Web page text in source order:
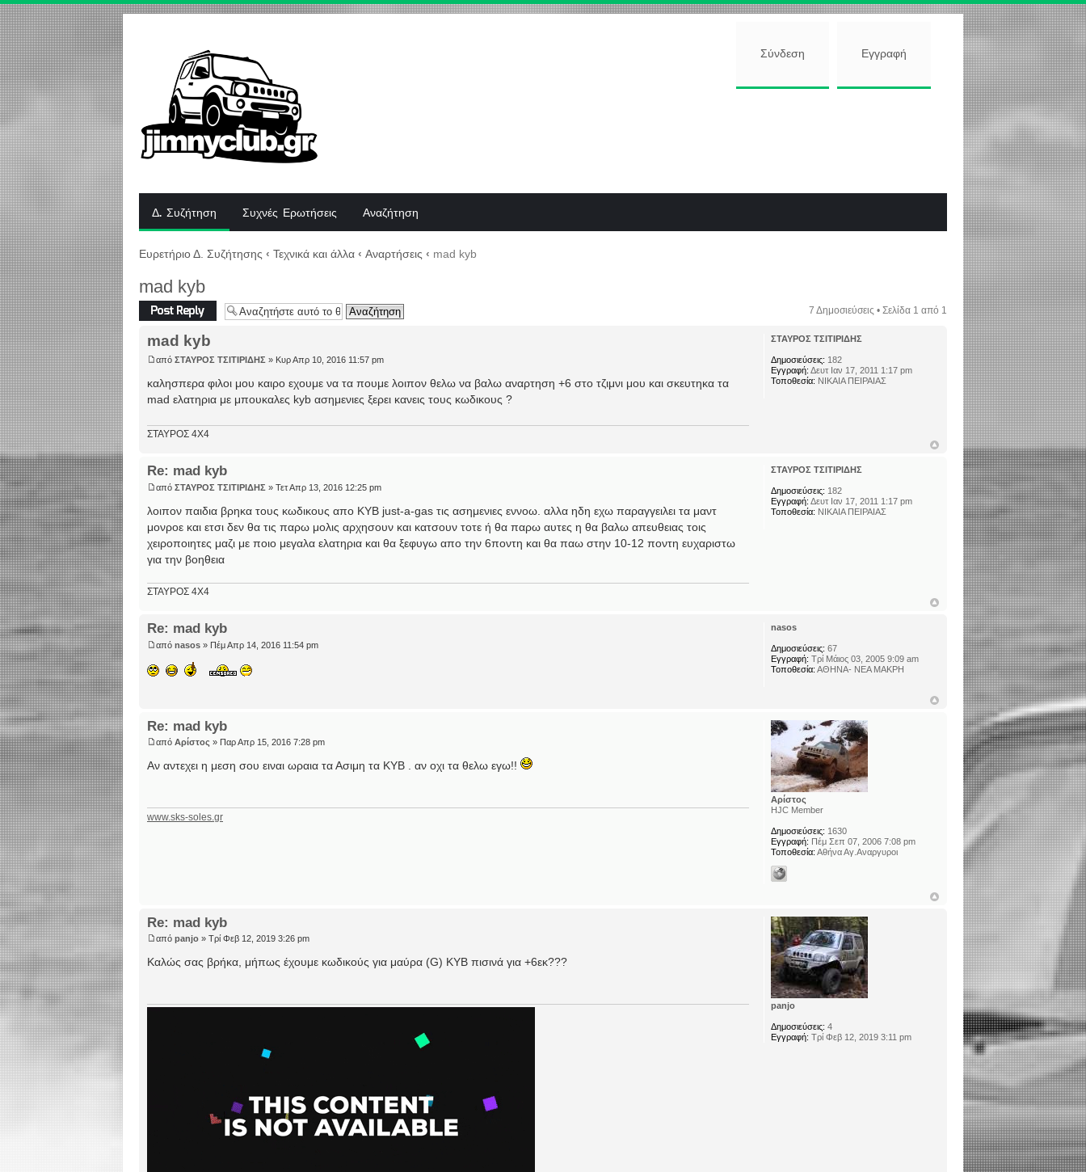
Σύνδεση Εγγραφή
Δ. Συζήτηση Συχνές Ερωτήσεις Αναζήτηση
Ευρετήριο Δ. Συζήτησης ‹ Τεχνικά και άλλα ‹ Αναρτήσεις ‹ mad kyb
mad kyb
Δημιουργία
απάντησης
7 Δημοσιεύσεις • Σελίδα 1 από 1
mad kyb
από ΣΤΑΥΡΟΣ ΤΣΙΤΙΡΙΔΗΣ » Κυρ Απρ 10, 2016 11:57 pm
καλησπερα φιλοι μου καιρο εχουμε να τα πουμε λοιπον θελω να βαλω αναρτηση +6 στο τζιμνι μου και σκευτηκα τα
mad ελατηρια με μπουκαλες kyb ασημενιες ξερει κανεις τους κωδικους ?
ΣΤΑΥΡΟΣ 4Χ4
ΣΤΑΥΡΟΣ ΤΣΙΤΙΡΙΔΗΣ
Δημοσιεύσεις: 182
Εγγραφή: Δευτ Ιαν 17, 2011 1:17 pm
Τοποθεσία: NIKAIA ΠΕΙΡΑΙΑΣ
Re: mad kyb
από ΣΤΑΥΡΟΣ ΤΣΙΤΙΡΙΔΗΣ » Τετ Απρ 13, 2016 12:25 pm
λοιπον παιδια βρηκα τους κωδικους απο ΚΥΒ just-a-gas τις ασημενιες εννοω. αλλα ηδη εχω παραγγειλει τα μαντ
μονροε και ετσι δεν θα τις παρω μολις αρχησουν και κατσουν τοτε ή θα παρω αυτες η θα βαλω απευθειας τοις
χειροποιητες μαζι με ποιο μεγαλα ελατηρια και θα ξεφυγω απο την 6ποντη και θα παω στην 10-12 ποντη ευχαριστω
για την βοηθεια
ΣΤΑΥΡΟΣ 4Χ4
ΣΤΑΥΡΟΣ ΤΣΙΤΙΡΙΔΗΣ
Δημοσιεύσεις: 182
Εγγραφή: Δευτ Ιαν 17, 2011 1:17 pm
Τοποθεσία: NIKAIA ΠΕΙΡΑΙΑΣ
Re: mad kyb
από nasos » Πέμ Απρ 14, 2016 11:54 pm
nasos
Δημοσιεύσεις: 67
Εγγραφή: Τρί Μάιος 03, 2005 9:09 am
Τοποθεσία: ΑΘΗΝΑ- ΝΕΑ ΜΑΚΡΗ
Re: mad kyb
από Αρίστος » Παρ Απρ 15, 2016 7:28 pm
Αν αντεχει η μεση σου ειναι ωραια τα Ασιμη τα ΚΥΒ . αν οχι τα θελω εγω!!
www.sks-soles.gr
Αρίστος
HJC Member
Δημοσιεύσεις: 1630
Εγγραφή: Πέμ Σεπ 07, 2006 7:08 pm
Τοποθεσία: Αθήνα Αγ.Αναργυροι
Re: mad kyb
από panjo » Τρί Φεβ 12, 2019 3:26 pm
Καλώς σας βρήκα, μήπως έχουμε κωδικούς για μαύρα (G) ΚΥΒ πισινά για +6εκ???
panjo
Δημοσιεύσεις: 4
Εγγραφή: Τρί Φεβ 12, 2019 3:11 pm